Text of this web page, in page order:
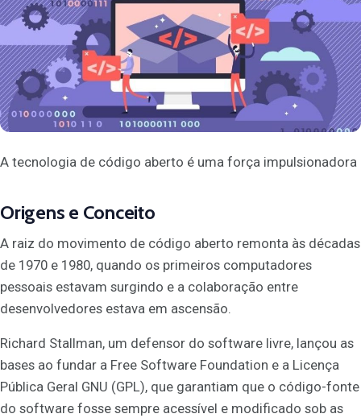
A tecnologia de código aberto é uma força impulsionadora
Origens e Conceito
A raiz do movimento de código aberto remonta às décadas
de 1970 e 1980, quando os primeiros computadores
pessoais estavam surgindo e a colaboração entre
desenvolvedores estava em ascensão.
Richard Stallman, um defensor do software livre, lançou as
bases ao fundar a Free Software Foundation e a Licença
Pública Geral GNU (GPL), que garantiam que o código-fonte
do software fosse sempre acessível e modificado sob as